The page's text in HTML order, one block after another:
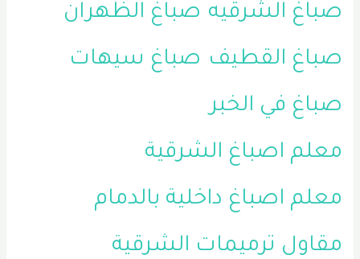
صباغ الشرقيه صباغ الظهران
صباغ القطيف صباغ سيهات
صباغ في الخبر
معلم اصباغ الشرقية
معلم اصباغ داخلية بالدمام
مقاول ترميمات الشرقية